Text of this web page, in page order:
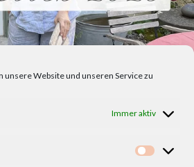
unsere Website und unseren Service zu
Immer aktiv